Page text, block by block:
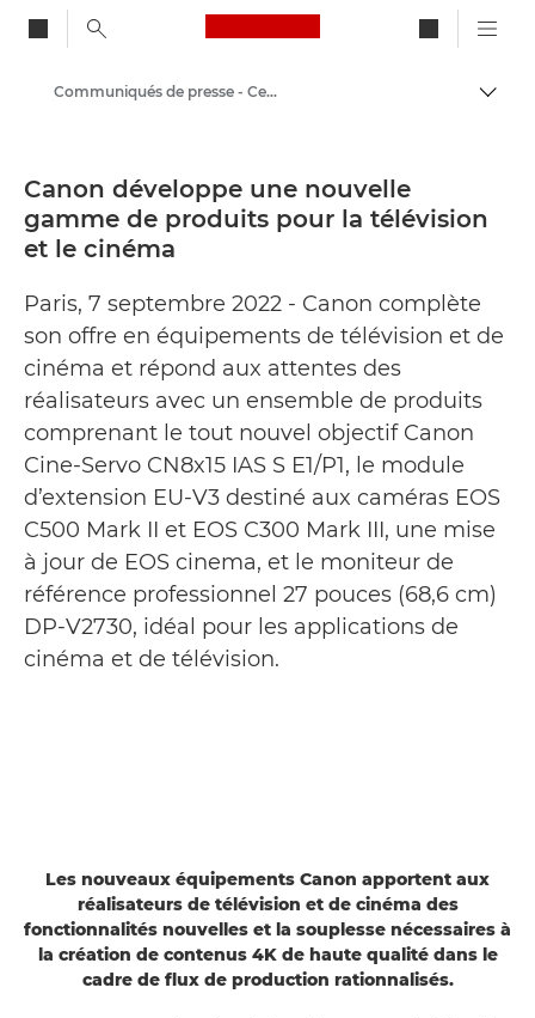
Canon Logo, back to
Presse
Communiqués de presse - Centre de presse Canon
Canon développe une nouvelle
gamme de produits pour la télévision
et le cinéma
Paris, 7 septembre 2022 - Canon complète
son offre en équipements de télévision et de
cinéma et répond aux attentes des
réalisateurs avec un ensemble de produits
comprenant le tout nouvel objectif Canon
Cine-Servo CN8x15 IAS S E1/P1, le module
d’extension EU-V3 destiné aux caméras EOS
C500 Mark II et EOS C300 Mark III, une mise
à jour de EOS cinema, et le moniteur de
référence professionnel 27 pouces (68,6 cm)
DP-V2730, idéal pour les applications de
cinéma et de télévision.
Les nouveaux équipements Canon apportent aux
réalisateurs de télévision et de cinéma des
fonctionnalités nouvelles et la souplesse nécessaires à
la création de contenus 4K de haute qualité dans le
cadre de flux de production rationnalisés.